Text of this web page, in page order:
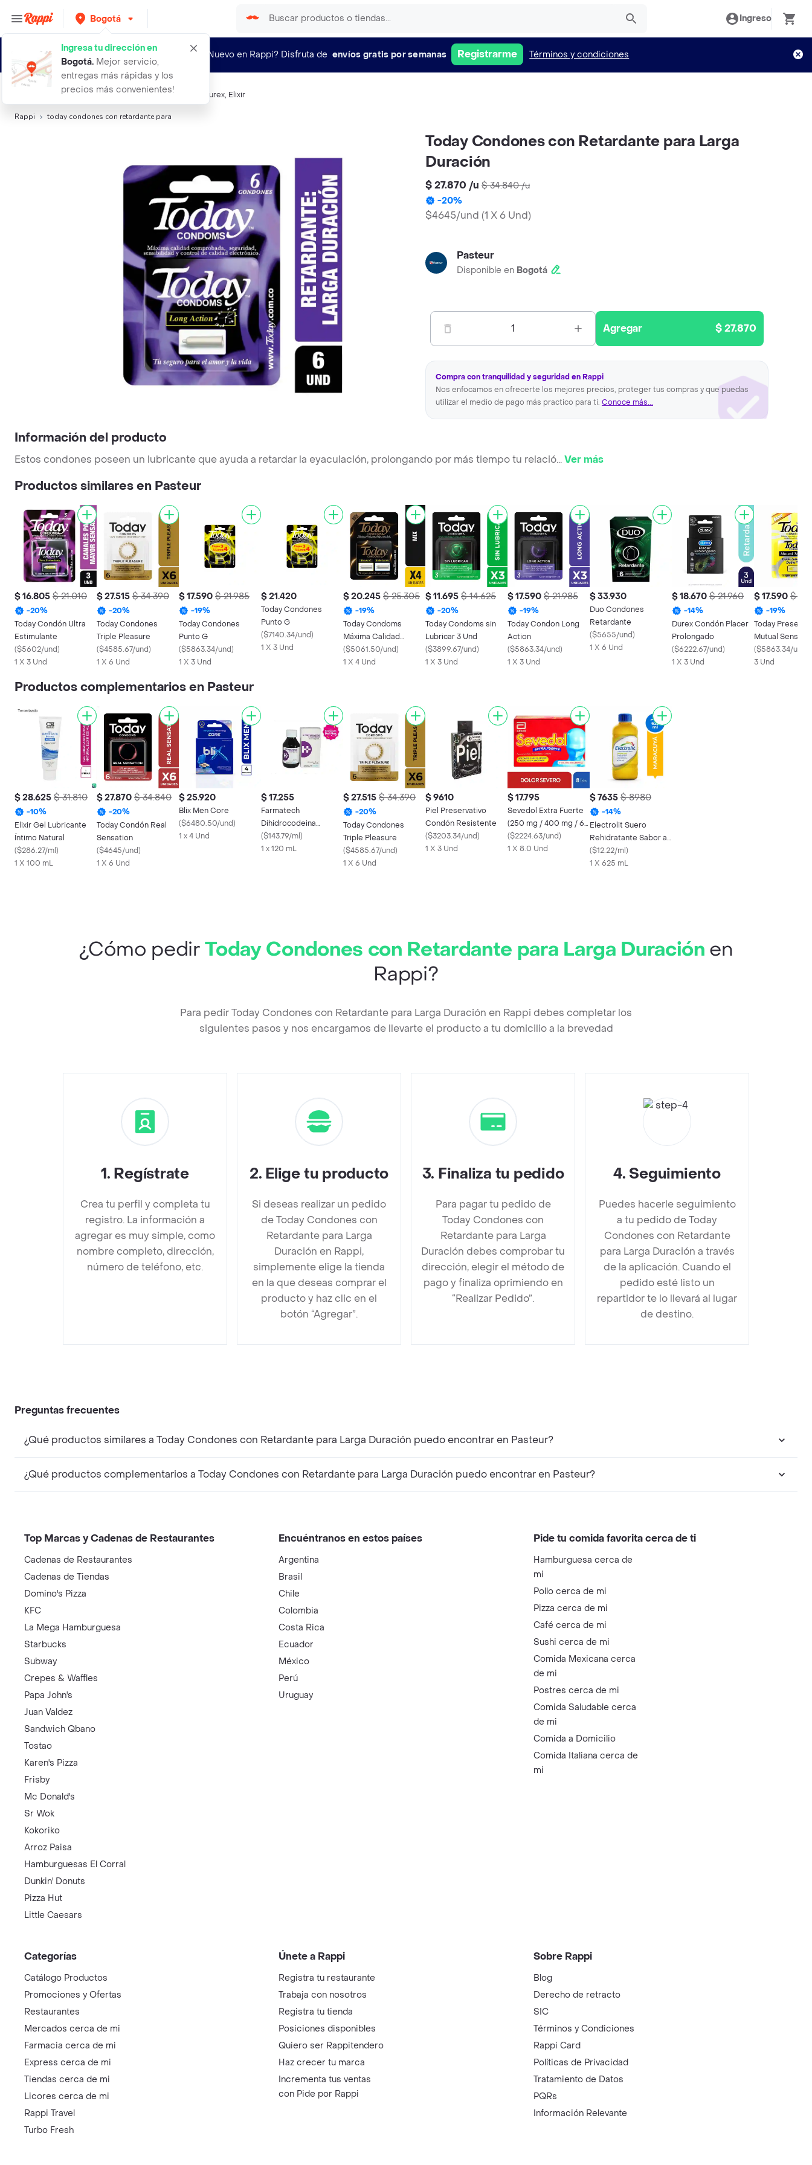
Bogotá
Ingresa tu dirección en
Bogotá. Mejor servicio,
entregas más rápidas y los
precios más convenientes!
Ingreso
¿Nuevo en Rappi? Disfruta de envíos gratis por semanas Registrarme Términos y condiciones
Búsquedas relacionadas:Preservativos,Today Durex, Elixir
Rappi today condones con retardante para
Today Condones con Retardante para Larga
Duración
$ 27.870 /u $ 34.840/u
-20%
$4645/und (1 X 6 Und)
Pasteur
Disponible en Bogotá
1 Agregar $ 27.870
Compra con tranquilidad y seguridad en Rappi
Nos enfocamos en ofrecerte los mejores precios, proteger tus compras y que puedas
utilizar el medio de pago más practico para ti. Conoce más...
Información del producto
Estos condones poseen un lubricante que ayuda a retardar la eyaculación, prolongando por más tiempo tu relació...Ver más
Productos similares en Pasteur
$ 16.805 $ 21.010
-20%
Today Condón Ultra
Estimulante
($5602/und)
1 X 3 Und
$ 27.515 $ 34.390
-20%
Today Condones
Triple Pleasure
($4585.67/und)
1 X 6 Und
$ 17.590 $ 21.985
-19%
Today Condones
Punto G
($5863.34/und)
1 X 3 Und
$ 21.420
Today Condones
Punto G
($7140.34/und)
1 X 3 Und
$ 20.245 $ 25.305
-19%
Today Condoms
Máxima Calidad
Comprobada
($5061.50/und)
1 X 4 Und
$ 11.695 $ 14.625
-20%
Today Condoms sin
Lubricar 3 Und
($3899.67/und)
1 X 3 Und
$ 17.590 $ 21.985
-19%
Today Condon Long
Action
($5863.34/und)
1 X 3 Und
$ 33.930
Duo Condones
Retardante
($5655/und)
1 X 6 Und
$ 18.670 $ 21.960
-14%
Durex Condón Placer
Prolongado
($6222.67/und)
1 X 3 Und
$ 17.590 $
-19%
Today
Mutual
($5863.34/und
3 Und
Productos complementarios en Pasteur
$ 28.625 $ 31.810
-10%
Elixir Gel Lubricante
Íntimo Natural
($286.27/ml)
1 X 100 mL
$ 27.870 $ 34.840
-20%
Today Condón Real
Sensation
($4645/und)
1 X 6 Und
$ 25.920
Blix Men Core
($6480.50/und)
1 x 4 Und
$ 17.255
Farmatech
Dihidrocodeina
Bitartrato (242 mg)
($143.79/ml)
1 x 120 mL
$ 27.515 $ 34.390
-20%
Today Condones
Triple Pleasure
($4585.67/und)
1 X 6 Und
$ 9610
Piel Preservativo
Condón Resistente
($3203.34/und)
1 X 3 Und
$ 17.795
Sevedol Extra Fuerte
(250 mg / 400 mg / 65
mg)
($2224.63/und)
1 X 8.0 Und
$ 7635 $ 8980
-14%
Electrolit Suero
Rehidratante Sabor a
Maracuyá
($12.22/ml)
1 X 625 mL
¿Cómo pedirToday Condones con Retardante para Larga Duración en
Rappi?
Para pedir Today Condones con Retardante para Larga Duración en Rappi debes completar los
siguientes pasos y nos encargamos de llevarte el producto a tu domicilio a la brevedad
1. Regístrate
Crea tu perfil y completa tu
registro. La información a
agregar es muy simple, como
nombre completo, dirección,
número de teléfono, etc.
2. Elige tu producto
Si deseas realizar un pedido
de Today Condones con
Retardante para Larga
Duración en Rappi,
simplemente elige la tienda
en la que deseas comprar el
producto y haz clic en el
botón “Agregar”.
3. Finaliza tu pedido
Para pagar tu pedido de
Today Condones con
Retardante para Larga
Duración debes comprobar tu
dirección, elegir el método de
pago y finaliza oprimiendo en
“Realizar Pedido”.
4. Seguimiento
Puedes hacerle seguimiento
a tu pedido de Today
Condones con Retardante
para Larga Duración a través
de la aplicación. Cuando el
pedido esté listo un
repartidor te lo llevará al lugar
de destino.
Preguntas frecuentes
¿Qué productos similares a Today Condones con Retardante para Larga Duración puedo encontrar en Pasteur?
¿Qué productos complementarios a Today Condones con Retardante para Larga Duración puedo encontrar en Pasteur?
Top Marcas y Cadenas de Restaurantes
Cadenas de Restaurantes
Cadenas de Tiendas
Domino's Pizza
KFC
La Mega Hamburguesa
Starbucks
Subway
Crepes & Waffles
Papa John's
Juan Valdez
Sandwich Qbano
Tostao
Karen's Pizza
Frisby
Mc Donald's
Sr Wok
Kokoriko
Arroz Paisa
Hamburguesas El Corral
Dunkin' Donuts
Pizza Hut
Little Caesars
Encuéntranos en estos países
Argentina
Brasil
Chile
Colombia
Costa Rica
Ecuador
México
Perú
Uruguay
Pide tu comida favorita cerca de ti
Hamburguesa cerca de
mi
Pollo cerca de mi
Pizza cerca de mi
Café cerca de mi
Sushi cerca de mi
Comida Mexicana cerca
de mi
Postres cerca de mi
Comida Saludable cerca
de mi
Comida a Domicilio
Comida Italiana cerca de
mi
Categorías
Catálogo Productos
Promociones y Ofertas
Restaurantes
Mercados cerca de mi
Farmacia cerca de mi
Express cerca de mi
Tiendas cerca de mi
Licores cerca de mi
Rappi Travel
Turbo Fresh
Únete a Rappi
Registra tu restaurante
Trabaja con nosotros
Registra tu tienda
Posiciones disponibles
Quiero ser Rappitendero
Haz crecer tu marca
Incrementa tus ventas
con Pide por Rappi
Sobre Rappi
Blog
Derecho de retracto
SIC
Términos y Condiciones
Rappi Card
Políticas de Privacidad
Tratamiento de Datos
PQRs
Información Relevante